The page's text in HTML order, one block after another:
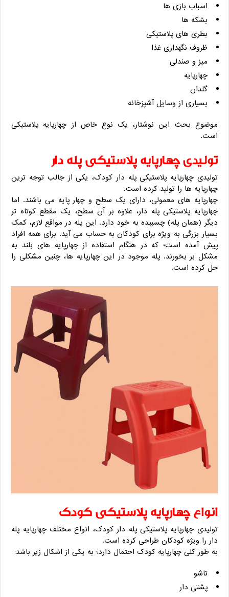
اسباب بازی ها
بشکه ها
بطری های پلاستیکی
ظروف نگهداری غذا
میز و صندلی
چهارپایه
گلدان
بسیاری از وسایل آشپزخانه
موضوع بحث این نوشتار، یک نوع خاص از چهارپایه پلاستیکی
است.
تولیدی چهارپایه پلاستیکی پله دار
تولیدی چهارپایه پلاستیکی پله دار کودک، یکی از جالب توجه ترین
چهارپایه ها را تولید کرده است.
چهارپایه های معمولی، دارای یک سطح و چهار پایه می باشند. اما
چهارپایه پلاستیکی پله دار، علاوه بر آن سطح، یک مقطع کوتاه تر
دیگر (همان پله) چسبیده به خود دارد. این پله در مواقع لازم، کمک
بسیار بزرگی به ویژه برای کودکان به حساب می آید. برای همه افراد
پیش آمده است؛ که در هنگام استفاده از چهارپایه های بلند به
مشکل بر بخورند. پله موجود در این چهارپایه ها، چنین مشکلی را
حل کرده است.
انواع چهارپایه پلاستیکی کودک
تولیدی چهارپایه پلاستیکی پله دار کودک، انواع مختلف چهارپایه پله
دار را ویژه کودکان طراحی کرده است.
به طور کلی چهارپایه کودک احتمال دارد؛ به یکی از اشکال زیر باشد:
تاشو
پشتی دار